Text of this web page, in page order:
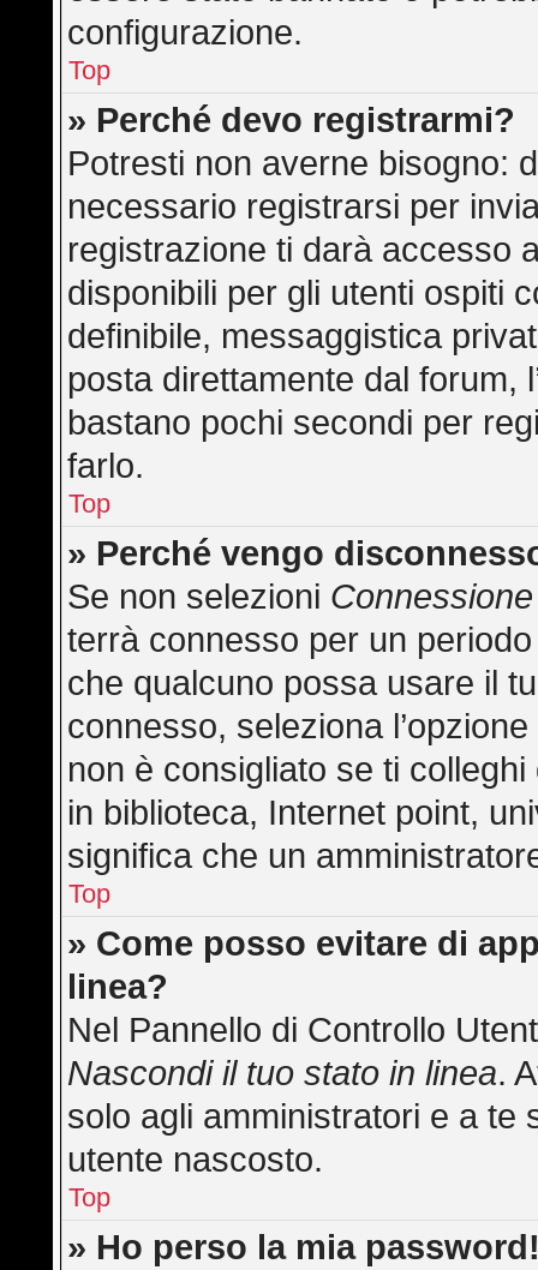
configurazione.
Top
» Perché devo registrarmi?
Potresti non averne bisogno:
necessario registrarsi per
registrazione ti darà accesso
disponibili per gli utenti ospiti
definibile, messaggistica
posta direttamente dal forum,
bastano pochi secondi per
farlo.
Top
» Perché vengo
Se non selezioni
terrà connesso per un
che qualcuno possa usare il
connesso, seleziona
non è consigliato se ti
in biblioteca, Internet point,
significa che un
Top
» Come posso evitare di
linea?
Nel Pannello di Controllo
Nascondi il tuo stato in linea.
solo agli amministratori e a te
utente nascosto.
Top
» Ho perso la mia